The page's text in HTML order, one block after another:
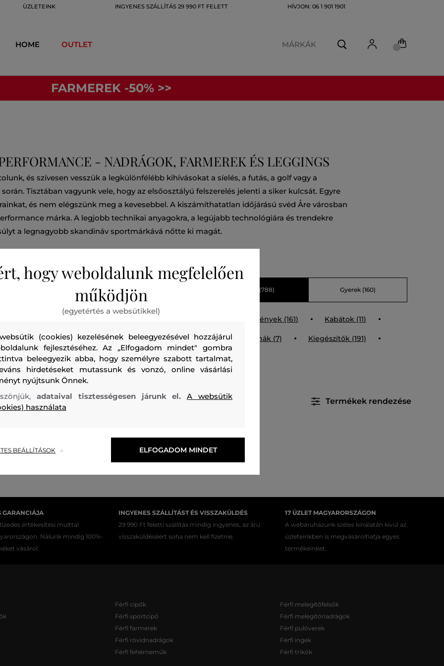
ÜZLETEINK INGYENES SZÁLLÍTÁS 29 990 FT FELETT HÍVJON: 06 1 901 1901
HOME OUTLET MÁRKÁK
FARMEREK -50% >>
- NADRÁGOK, FARMEREK ÉS LEGGINGS
és szívesen vesszük a legkülönfélébb kihívásokat a síelés, a futás, a golf vagy a
Tisztában vagyunk vele, hogy az elsőosztályú felszerelés jelenti a siker kulcsát. Egyre
és nem elégszünk meg a kevesebbel. A kiszámíthatatlan időjárású svéd Åre városban
márka. A legjobb technikai anyagokra, a legújabb technológiára és trendekre
a legnagyobb skandináv sportmárkává nőtte ki magát.
Férfi termékek kiárusítása(753) (788) Gyerek(160)
Dzsekik és mellények (161) Kabátok (11)
(2) Rövidnadrágok (38) Fehérneműk (3) Fürdőruhák (7) Kiegészítők (191)
Termikus Fehérneműk (28)
Termékek rendezése
GARANCIÁJA
értékesítési múlttal
Nálunk mindig 100%-
vásárol.
INGYENES SZÁLLÍTÁST ÉS VISSZAKÜLDÉS
29 990 Ft feletti szállítás mindig ingyenes, az áru
visszaküldéséért soha nem kell fizetnie.
17 ÜZLET MAGYARORSZÁGON
A webáruházunk széles kínálatán kívül az
üzleteinkben is megvásárolhatja egyes
termékeinket.
Férfi cipők
Férfi sportcipő
Férfi farmerek
Férfi rövidnadrágok
Férfi fehérneműk
Férfi melegítőfelsők
Férfi melegítőnadrágok
Férfi pulóverek
Férfi ingek
Férfi trikók
hogy weboldalunk megfelelően
működjön
(egyetértés a websütikkel)
(cookies) kezelésének beleegyezésével hozzájárul
fejlesztéséhez. Az „Elfogadom mindet" gombra
beleegyezik abba, hogy személyre szabott tartalmat,
hirdetéseket mutassunk és vonzó, online vásárlási
nyújtsunk Önnek.
adataival tisztességesen járunk el.A websütik
használata
BEÁLLÍTÁSOK ELFOGADOM MINDET